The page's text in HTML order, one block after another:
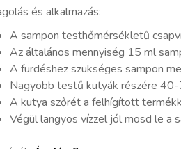
és alkalmazás:
A sampon testhőmérsékletű
Az általános mennyiség 15 ml
A fürdéshez szükséges sampon
Nagyobb testű kutyák részére
A kutya szőrét a felhígított
Végül langyos vízzel jól mosd le a